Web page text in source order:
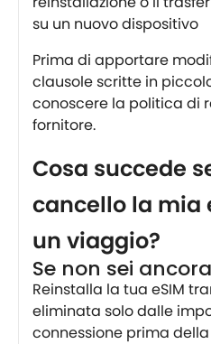
su un nuovo dispositivo
Prima di apportare
clausole scritte in
conoscere la politica di
fornitore.
Cosa succede
cancello la mia
un viaggio?
Se non sei
Reinstalla la tua eSIM
eliminata solo dalle
connessione prima